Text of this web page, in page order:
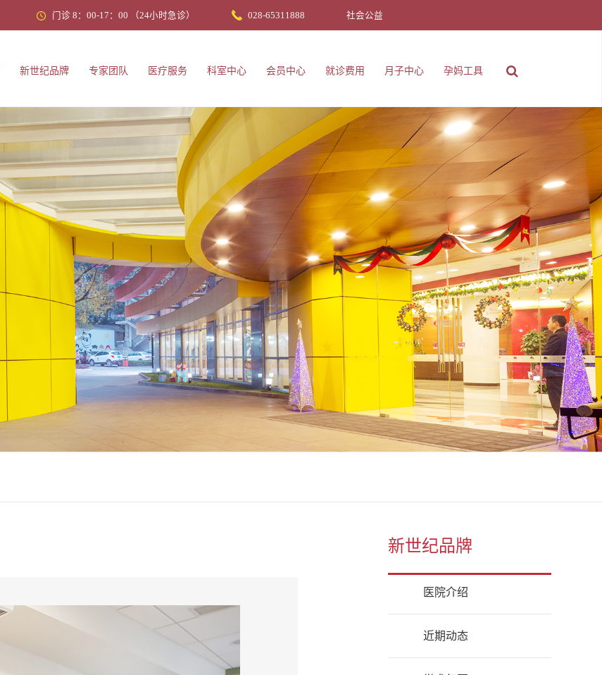
门诊 8：00-17：00 （24小时急诊） 028-65311888 社会公益
新世纪品牌 专家团队 医疗服务 科室中心 会员中心 就诊费用 月子中心 孕妈工具
新世纪品牌
医院介绍
近期动态